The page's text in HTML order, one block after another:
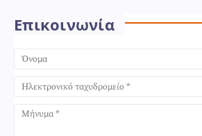
Επικοινωνία